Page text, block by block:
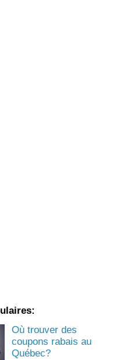
Où trouver des
coupons rabais au
Québec?